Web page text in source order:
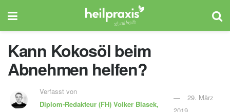
Kann Kokosöl beim
Abnehmen helfen?
Verfasst von
Diplom-Redakteur (FH) Volker Blasek,
29. März